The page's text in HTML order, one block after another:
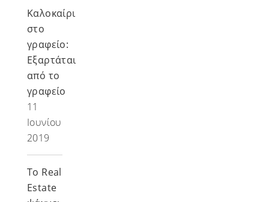
Καλοκαίρι
στο
γραφείο:
Εξαρτάται
από το
γραφείο
11
Ιουνίου
2019
Το Real
Estate